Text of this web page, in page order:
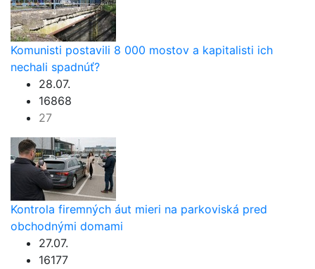
Komunisti postavili 8 000 mostov a kapitalisti ich
nechali spadnúť?
28.07.
16868
27
Kontrola firemných áut mieri na parkoviská pred
obchodnými domami
27.07.
16177